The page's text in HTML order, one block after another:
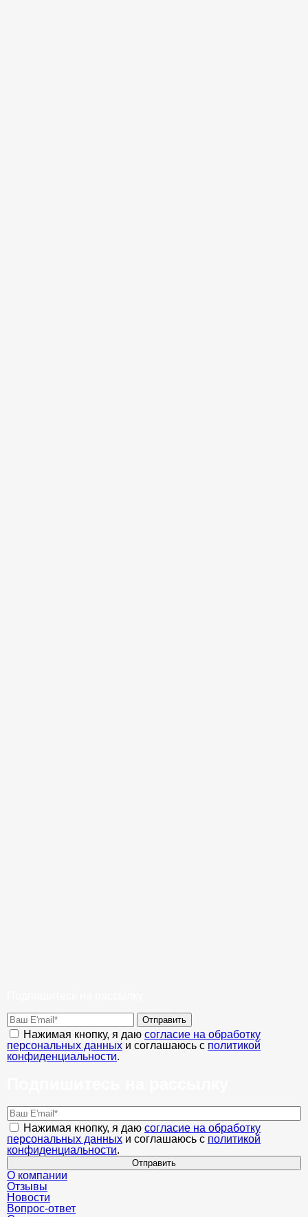
Отправить
Нажимая кнопку, я даю согласие на обработку
персональных данных и соглашаюсь с политикой
конфиденциальности.
Нажимая кнопку, я даю согласие на обработку
персональных данных и соглашаюсь с политикой
конфиденциальности.
Отправить
О компании
Отзывы
Новости
Вопрос-ответ